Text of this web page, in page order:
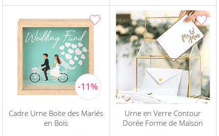
Cadre Urne Boite des Mariés
en Bois
Urne en Verre Contour
Dorée Forme de Maison